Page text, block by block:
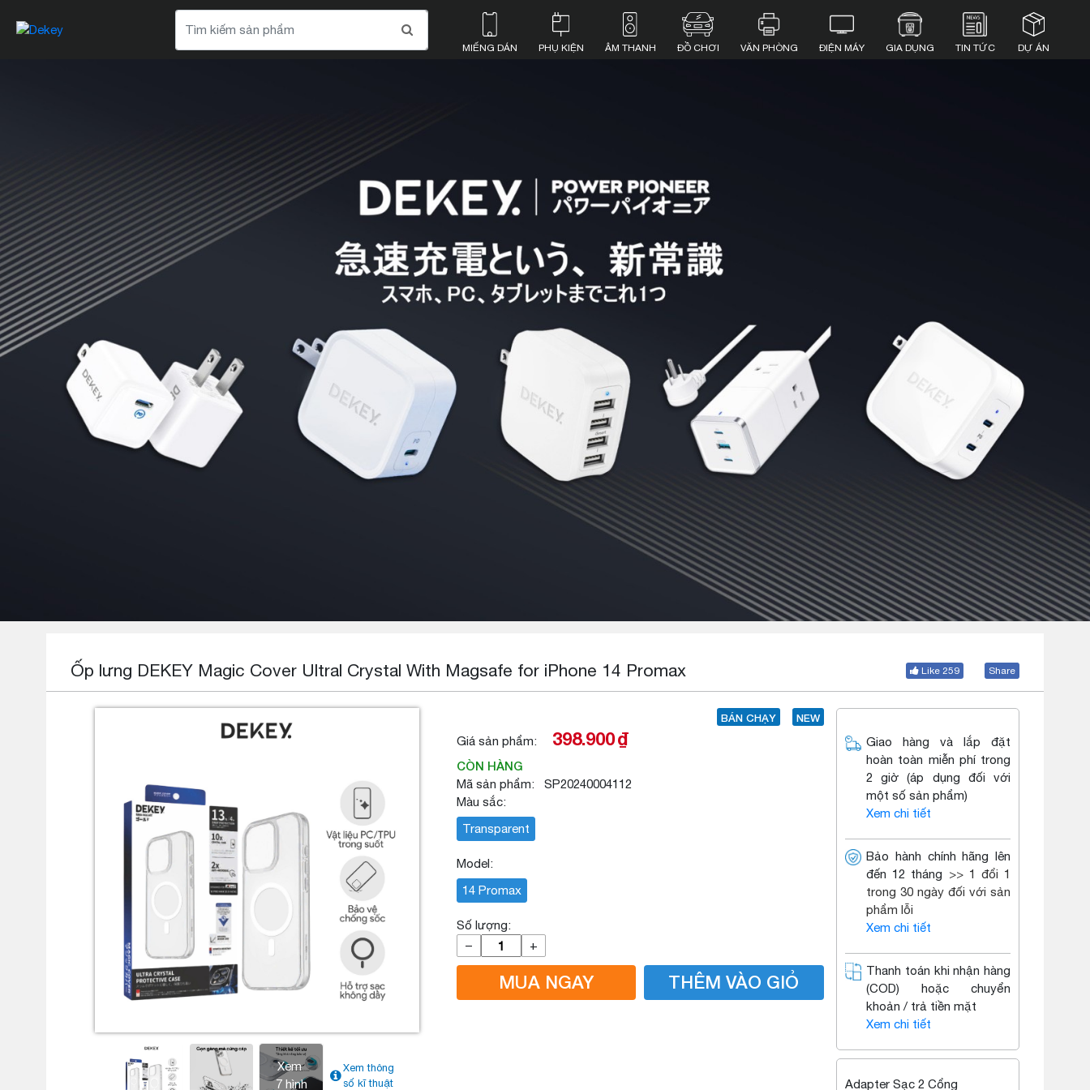
MIẾNG DÁN PHỤ KIỆN ÂM THANH ĐỒ CHƠI VĂN PHÒNG ĐIỆN MÁY GIA DỤNG TIN TỨC DỰ ÁN
Ốp lưng DEKEY Magic Cover Ultral Crystal With Magsafe for iPhone 14 Promax Like 259 Share
Xem
7 hình
Xem thông
số kĩ thuật
BÁN CHẠY NEW
Giá sản phẩm: 398.900₫
CÒN HÀNG
Mã sản phẩm: SP20240004112
Màu sắc:
Transparent
Model:
14 Promax
Số lượng:
–
+
MUA NGAY THÊM VÀO GIỎ
Giao hàng và lắp đặt
hoàn toàn miễn phí trong
2 giờ (áp dụng đối với
một số sản phẩm)
Xem chi tiết
Bảo hành chính hãng lên
đến 12 tháng >> 1 đổi 1
trong 30 ngày đối với sản
phẩm lỗi
Xem chi tiết
Thanh toán khi nhận hàng
(COD) hoặc chuyển
khoản / trả tiền mặt
Xem chi tiết
Adapter Sạc 2 Cổng